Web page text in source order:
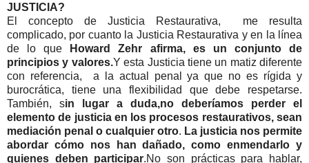
JUSTICIA?
El concepto de Justicia Restaurativa, me resulta
complicado, por cuanto la Justicia Restaurativa y en la línea
de lo que
Howard Zehr afirma, es un conjunto de
principios y valores.Y esta Justicia tiene un matiz diferente
con referencia, a la actual penal ya que no es rígida y
burocrática, tiene una flexibilidad que debe respetarse.
También, sin lugar a duda,no deberíamos perder el
elemento de justicia en los procesos restaurativos, sean
mediación penal o cualquier otro. La justicia nos permite
abordar cómo nos han dañado, como enmendarlo y
quienes deben participar.No son prácticas para hablar,